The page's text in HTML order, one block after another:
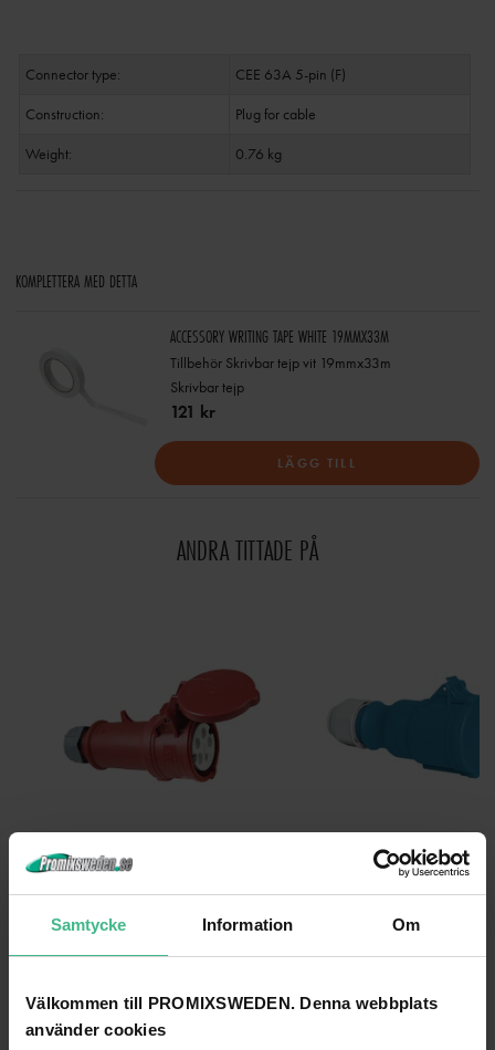
Samtycke Information Om
Välkommen till PROMIXSWEDEN. Denna webbplats
använder cookies
Connector type:
CEE 63A 5-pin (F)
Construction:
Plug for cable
Weight:
0.76 kg
KOMPLETTERA MED DETTA
ACCESSORY WRITING TAPE WHITE 19MMX33M
Tillbehör Skrivbar tejp vit 19mmx33m
Skrivbar tejp
121 kr
LÄGG TILL
ANDRA TITTADE PÅ
Mennekes CEE-uttag 16A 5pin röd Bals CEE uttaget 32A 3pin blå